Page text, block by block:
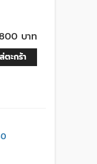
บาท
ตะกร้า